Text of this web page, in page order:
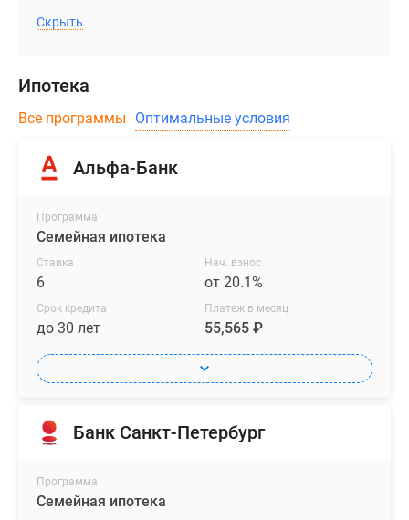
Скрыть
Ипотека
Все программы Оптимальные условия
Альфа-Банк
Программа
Семейная ипотека
Ставка
6
Нач. взнос
от 20.1%
Срок кредита
до 30 лет
Платеж в месяц
55,565 ₽
Банк Санкт-Петербург
Программа
Семейная ипотека